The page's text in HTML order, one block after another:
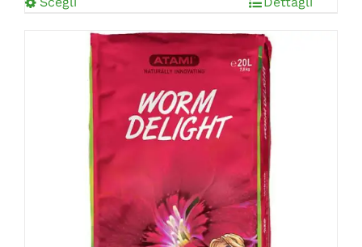
Scegli Dettagli